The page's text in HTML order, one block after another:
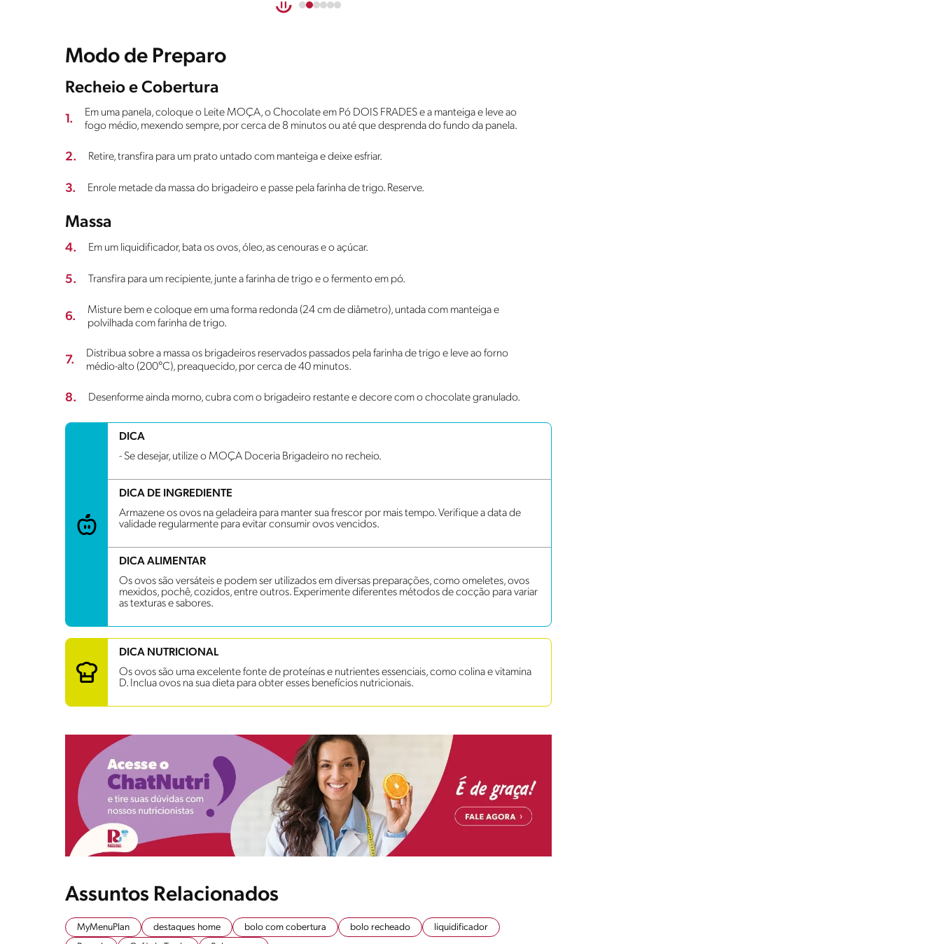
Modo de Preparo
Recheio e Cobertura
1.
Em uma panela, coloque o Leite MOÇA, o Chocolate em Pó DOIS FRADES e a manteiga e leve ao
fogo médio, mexendo sempre, por cerca de 8 minutos ou até que desprenda do fundo da panela.
2. Retire, transfira para um prato untado com manteiga e deixe esfriar.
3. Enrole metade da massa do brigadeiro e passe pela farinha de trigo. Reserve.
Massa
4. Em um liquidificador, bata os ovos, óleo, as cenouras e o açúcar.
5. Transfira para um recipiente, junte a farinha de trigo e o fermento em pó.
6.
Misture bem e coloque em uma forma redonda (24 cm de diâmetro), untada com manteiga e
polvilhada com farinha de trigo.
7.
Distribua sobre a massa os brigadeiros reservados passados pela farinha de trigo e leve ao forno
médio-alto (200°C), preaquecido, por cerca de 40 minutos.
8. Desenforme ainda morno, cubra com o brigadeiro restante e decore com o chocolate granulado.
DICA
- Se desejar, utilize o MOÇA Doceria Brigadeiro no recheio.
DICA DE INGREDIENTE
Armazene os ovos na geladeira para manter sua frescor por mais tempo. Verifique a data de
validade regularmente para evitar consumir ovos vencidos.
DICA ALIMENTAR
Os ovos são versáteis e podem ser utilizados em diversas preparações, como omeletes, ovos
mexidos, pochê, cozidos, entre outros. Experimente diferentes métodos de cocção para variar
as texturas e sabores.
DICA NUTRICIONAL
Os ovos são uma excelente fonte de proteínas e nutrientes essenciais, como colina e vitamina
D. Inclua ovos na sua dieta para obter esses benefícios nutricionais.
Assuntos Relacionados
MyMenuPlan destaques home bolo com cobertura bolo recheado
liquidificador